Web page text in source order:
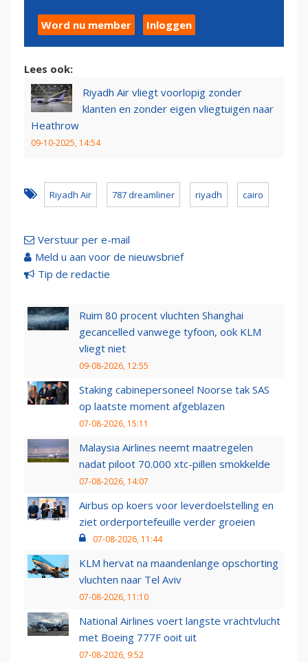
Word nu member Inloggen
Lees ook:
Riyadh Air vliegt voorlopig zonder
klanten en zonder eigen vliegtuigen naar
Heathrow
09-10-2025, 14:54
Riyadh Air 787 dreamliner riyadh cairo
Verstuur per e-mail
Meld u aan voor de nieuwsbrief
Tip de redactie
Ruim 80 procent vluchten Shanghai
gecancelled vanwege tyfoon, ook KLM
vliegt niet
09-08-2026, 12:55
Staking cabinepersoneel Noorse tak SAS
op laatste moment afgeblazen
07-08-2026, 15:11
Malaysia Airlines neemt maatregelen
nadat piloot 70.000 xtc-pillen smokkelde
07-08-2026, 14:07
Airbus op koers voor leverdoelstelling en
ziet orderportefeuille verder groeien
07-08-2026, 11:44
KLM hervat na maandenlange opschorting
vluchten naar Tel Aviv
07-08-2026, 11:10
National Airlines voert langste vrachtvlucht
met Boeing 777F ooit uit
07-08-2026, 9:52